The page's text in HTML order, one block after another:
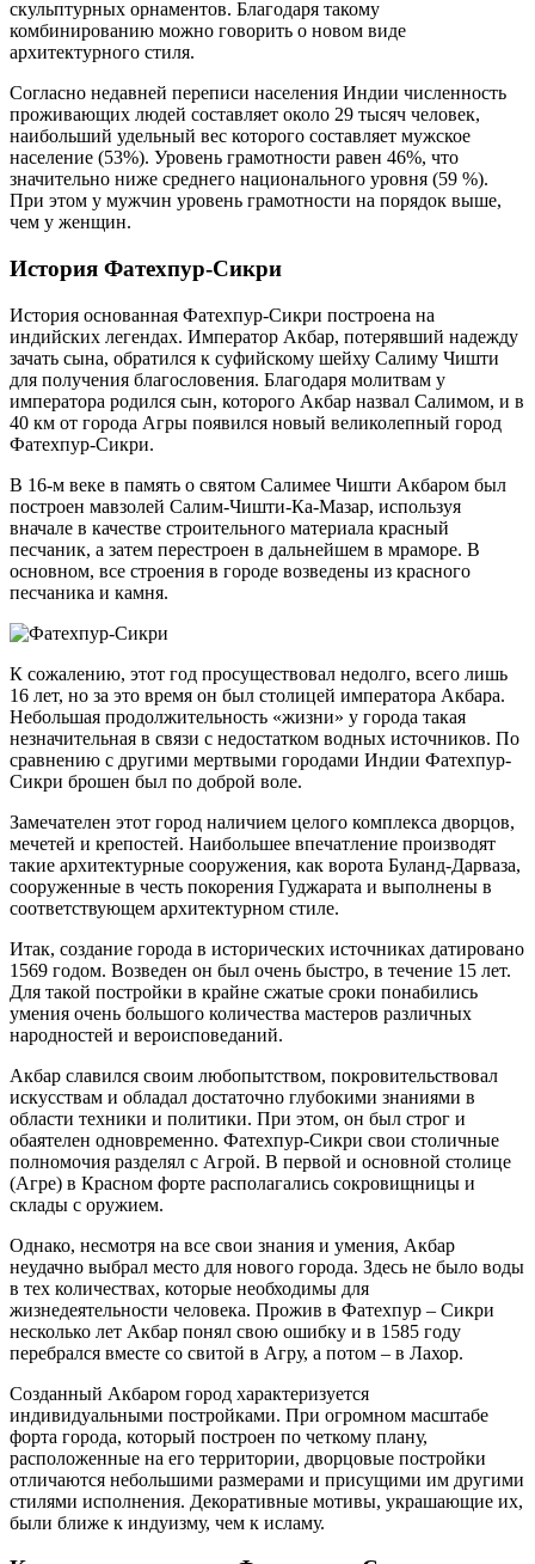
скульптурных орнаментов. Благодаря такому
комбинированию можно говорить о новом виде
архитектурного стиля.
Согласно недавней переписи населения Индии численность
проживающих людей составляет около 29 тысяч человек,
наибольший удельный вес которого составляет мужское
население (53%). Уровень грамотности равен 46%, что
значительно ниже среднего национального уровня (59 %).
При этом у мужчин уровень грамотности на порядок выше,
чем у женщин.
История Фатехпур-Сикри
История основанная Фатехпур-Сикри построена на
индийских легендах. Император Акбар, потерявший надежду
зачать сына, обратился к суфийскому шейху Салиму Чишти
для получения благословения. Благодаря молитвам у
императора родился сын, которого Акбар назвал Салимом, и в
40 км от города Агры появился новый великолепный город
Фатехпур-Сикри.
В 16-м веке в память о святом Салимее Чишти Акбаром был
построен мавзолей Салим-Чишти-Ка-Мазар, используя
вначале в качестве строительного материала красный
песчаник, а затем перестроен в дальнейшем в мраморе. В
основном, все строения в городе возведены из красного
песчаника и камня.
К сожалению, этот год просуществовал недолго, всего лишь
16 лет, но за это время он был столицей императора Акбара.
Небольшая продолжительность «жизни» у города такая
незначительная в связи с недостатком водных источников. По
сравнению с другими мертвыми городами Индии Фатехпур-
Сикри брошен был по доброй воле.
Замечателен этот город наличием целого комплекса дворцов,
мечетей и крепостей. Наибольшее впечатление производят
такие архитектурные сооружения, как ворота Буланд-Дарваза,
сооруженные в честь покорения Гуджарата и выполнены в
соответствующем архитектурном стиле.
Итак, создание города в исторических источниках датировано
1569 годом. Возведен он был очень быстро, в течение 15 лет.
Для такой постройки в крайне сжатые сроки понабились
умения очень большого количества мастеров различных
народностей и вероисповеданий.
Акбар славился своим любопытством, покровительствовал
искусствам и обладал достаточно глубокими знаниями в
области техники и политики. При этом, он был строг и
обаятелен одновременно. Фатехпур-Сикри свои столичные
полномочия разделял с Агрой. В первой и основной столице
(Агре) в Красном форте располагались сокровищницы и
склады с оружием.
Однако, несмотря на все свои знания и умения, Акбар
неудачно выбрал место для нового города. Здесь не было воды
в тех количествах, которые необходимы для
жизнедеятельности человека. Прожив в Фатехпур – Сикри
несколько лет Акбар понял свою ошибку и в 1585 году
перебрался вместе со свитой в Агру, а потом – в Лахор.
Созданный Акбаром город характеризуется
индивидуальными постройками. При огромном масштабе
форта города, который построен по четкому плану,
расположенные на его территории, дворцовые постройки
отличаются небольшими размерами и присущими им другими
стилями исполнения. Декоративные мотивы, украшающие их,
были ближе к индуизму, чем к исламу.